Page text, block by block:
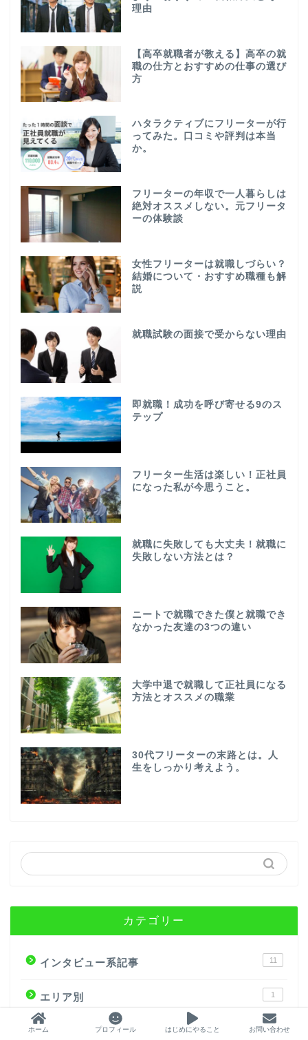
理由
【高卒就職者が教える】高卒の就
職の仕方とおすすめの仕事の選び
方
ハタラクティブにフリーターが行
ってみた。口コミや評判は本当
か。
フリーターの年収で一人暮らしは
絶対オススメしない。元フリータ
ーの体験談
女性フリーターは就職しづらい？
結婚について・おすすめ職種も解
説
就職試験の面接で受からない理由
即就職！成功を呼び寄せる9のス
テップ
フリーター生活は楽しい！正社員
になった私が今思うこと。
就職に失敗しても大丈夫！就職に
失敗しない方法とは？
ニートで就職できた僕と就職でき
なかった友達の3つの違い
大学中退で就職して正社員になる
方法とオススメの職業
30代フリーターの末路とは。人
生をしっかり考えよう。
カテゴリー
インタビュー系記事 11
エリア別 1
ニートの就職 16
ホーム プロフィール はじめにやること お問い合わせ